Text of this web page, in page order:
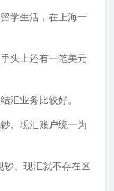
学生活，在上海一
头上还有一笔美元
汇业务比较好。
、现汇账户统一为
钞、现汇就不存在区